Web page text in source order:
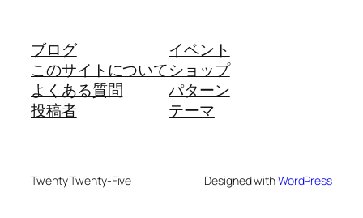
ブログ
このサイトについて
よくある質問
投稿者
イベント
ショップ
パターン
テーマ
Twenty Twenty-Five Designed withWordPress